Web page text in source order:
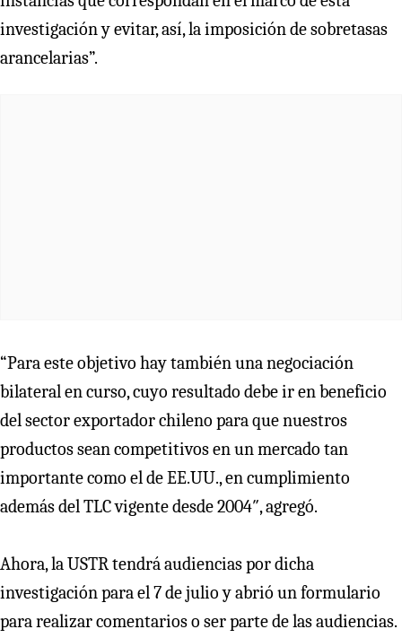
investigación y evitar, así, la imposición de sobretasas
arancelarias”.
“Para este objetivo hay también una negociación
bilateral en curso, cuyo resultado debe ir en beneficio
del sector exportador chileno para que nuestros
productos sean competitivos en un mercado tan
importante como el de EE.UU., en cumplimiento
además del TLC vigente desde 2004″, agregó.
Ahora, la USTR tendrá audiencias por dicha
investigación para el 7 de julio y abrió un formulario
para realizar comentarios o ser parte de las audiencias.